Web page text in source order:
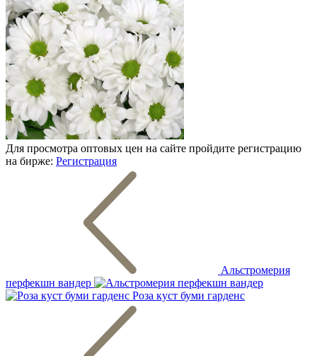
Для просмотра оптовых цен на сайте пройдите регистрацию
на бирже: Регистрация
Альстромерия
перфекшн вандер
Роза куст буми гарденс